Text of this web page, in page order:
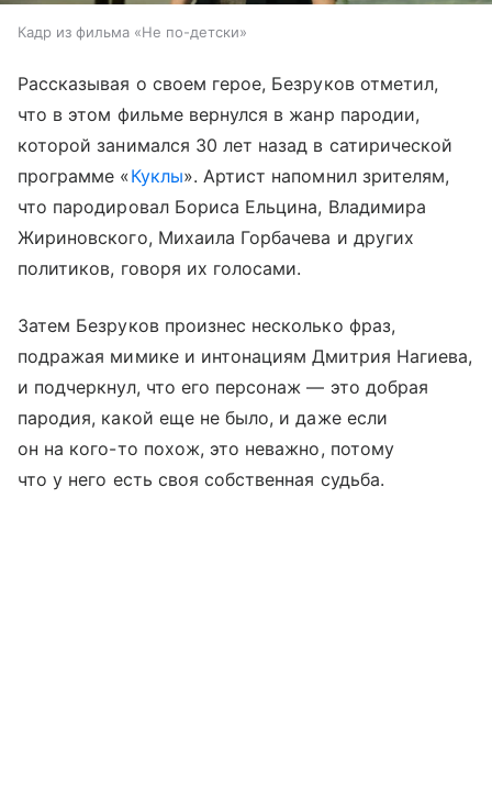
Кадр из фильма «Не по-детски»
Рассказывая о своем герое, Безруков отметил,
что в этом фильме вернулся в жанр пародии,
которой занимался 30 лет назад в сатирической
программе «Куклы». Артист напомнил зрителям,
что пародировал Бориса Ельцина, Владимира
Жириновского, Михаила Горбачева и других
политиков, говоря их голосами.
Затем Безруков произнес несколько фраз,
подражая мимике и интонациям Дмитрия Нагиева,
и подчеркнул, что его персонаж — это добрая
пародия, какой еще не было, и даже если
он на кого-то похож, это неважно, потому
что у него есть своя собственная судьба.